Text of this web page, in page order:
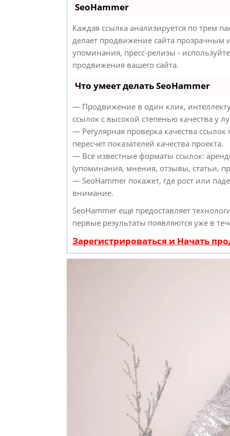
SeoHammer
Каждая ссылка анализируется по трем
делает продвижение сайта прозрачным
упоминания, пресс-релизы -
продвижения вашего сайта.
Что умеет делать SeoHammer
— Продвижение в один клик,
ссылок с высокой степенью качества у
— Регулярная проверка качества
пересчет показателей качества проекта.
— Все известные форматы ссылок:
(упоминания, мнения, отзывы, статьи,
— SeoHammer покажет, где рост или
внимание.
SeoHammer еще предоставляет
первые результаты появляются уже в
Зарегистрироваться и Начать